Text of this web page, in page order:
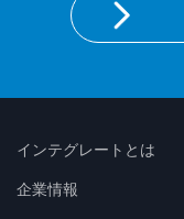
インテグレートとは
企業情報